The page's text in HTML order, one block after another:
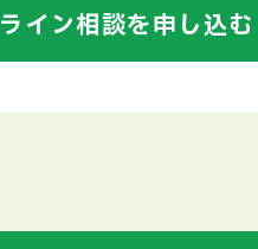
イン相談を申し込む